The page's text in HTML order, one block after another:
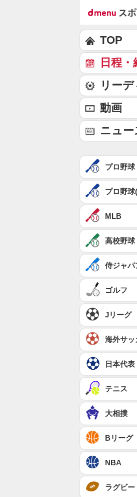
TOP
日程・
リー
動画
ニュー
プロ野球
プロ野球
MLB
高校野球
侍ジャパ
ゴルフ
Jリーグ
海外サッ
日本代表
テニス
大相撲
Bリーグ
NBA
ラグビー